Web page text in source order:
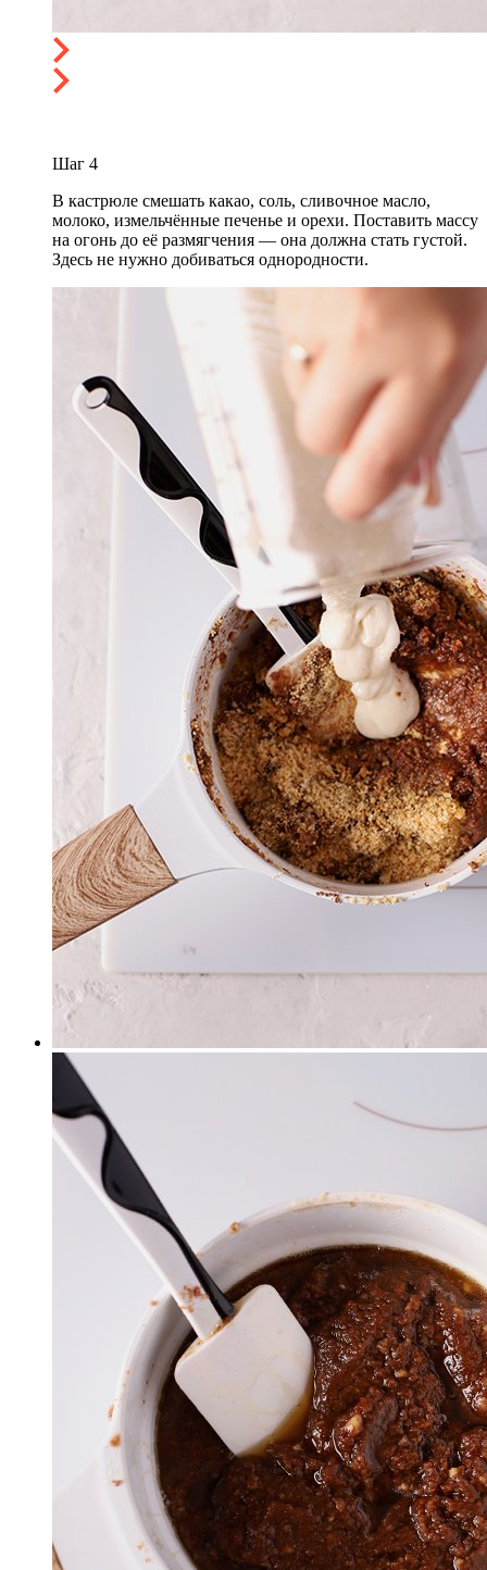
Шаг 4
В кастрюле смешать какао, соль, сливочное масло,
молоко, измельчённые печенье и орехи. Поставить массу
на огонь до её размягчения — она должна стать густой.
Здесь не нужно добиваться однородности.